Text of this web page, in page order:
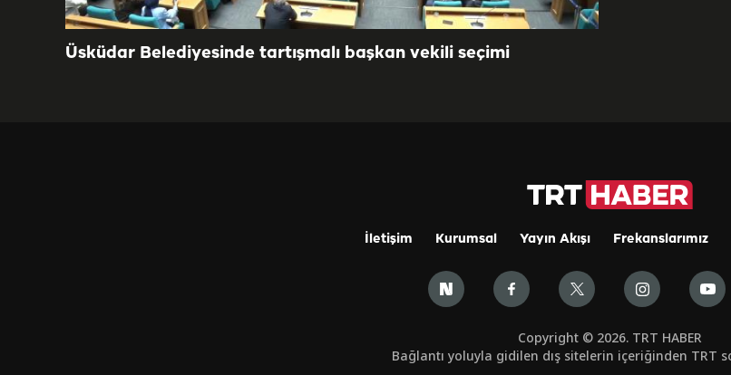
Üsküdar Belediyesinde tartışmalı başkan vekili seçimi
İletişim Kurumsal Yayın Akışı Frekanslarımız
Copyright © 2026. TRT HABER
Bağlantı yoluyla gidilen dış sitelerin içeriğinden TRT